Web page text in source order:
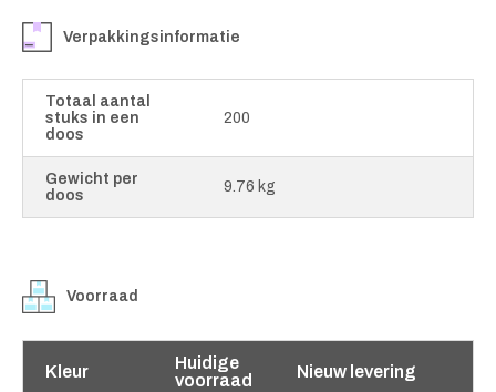
Verpakkingsinformatie
Totaal aantal
stuks in een
doos
200
Gewicht per
doos
9.76 kg
Voorraad
Kleur
Huidige
voorraad
Nieuw levering